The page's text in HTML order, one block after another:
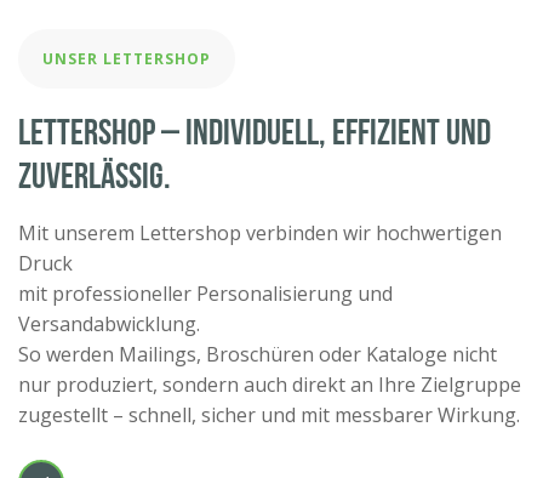
UNSER LETTERSHOP
Lettershop – individuell, effizient und
zuverlässig.
Mit unserem Lettershop verbinden wir hochwertigen
Druck
mit professioneller Personalisierung und
Versandabwicklung.
So werden Mailings, Broschüren oder Kataloge nicht
nur produziert, sondern auch direkt an Ihre Zielgruppe
zugestellt – schnell, sicher und mit messbarer Wirkung.